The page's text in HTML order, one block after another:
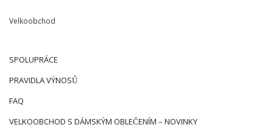
Velkoobchod
SPOLUPRÁCE
PRAVIDLA VÝNOSŮ
FAQ
VELKOOBCHOD S DÁMSKÝM OBLEČENÍM – NOVINKY